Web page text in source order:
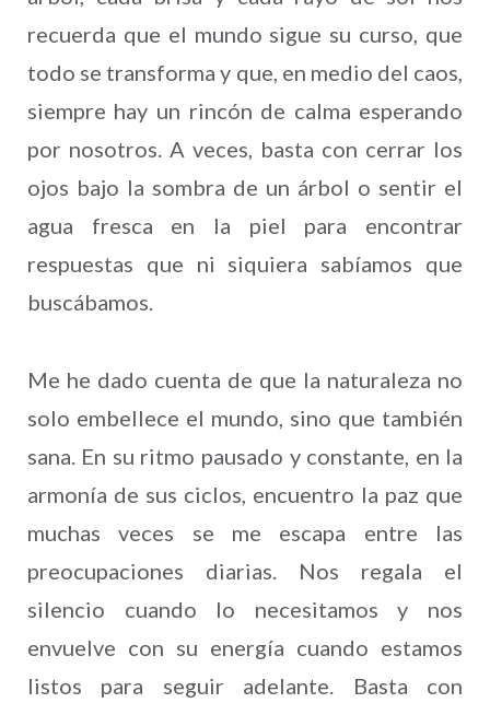
recuerda que el mundo sigue su curso, que
todo se transforma y que, en medio del caos,
siempre hay un rincón de calma esperando
por nosotros. A veces, basta con cerrar los
ojos bajo la sombra de un árbol o sentir el
agua fresca en la piel para encontrar
respuestas que ni siquiera sabíamos que
buscábamos.
Me he dado cuenta de que la naturaleza no
solo embellece el mundo, sino que también
sana. En su ritmo pausado y constante, en la
armonía de sus ciclos, encuentro la paz que
muchas veces se me escapa entre las
preocupaciones diarias. Nos regala el
silencio cuando lo necesitamos y nos
envuelve con su energía cuando estamos
listos para seguir adelante. Basta con